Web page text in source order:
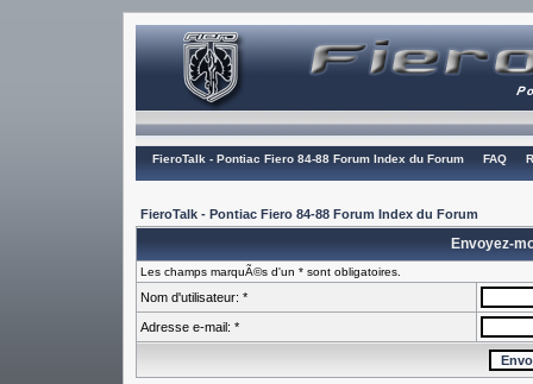
FieroTalk - Pontiac Fiero 84-88 Forum Index du Forum FAQ
FieroTalk - Pontiac Fiero 84-88 Forum Index du Forum
Envoyez-
Les champs marquÃ©s d'un * sont obligatoires.
Nom d'utilisateur: *
Adresse e-mail: *